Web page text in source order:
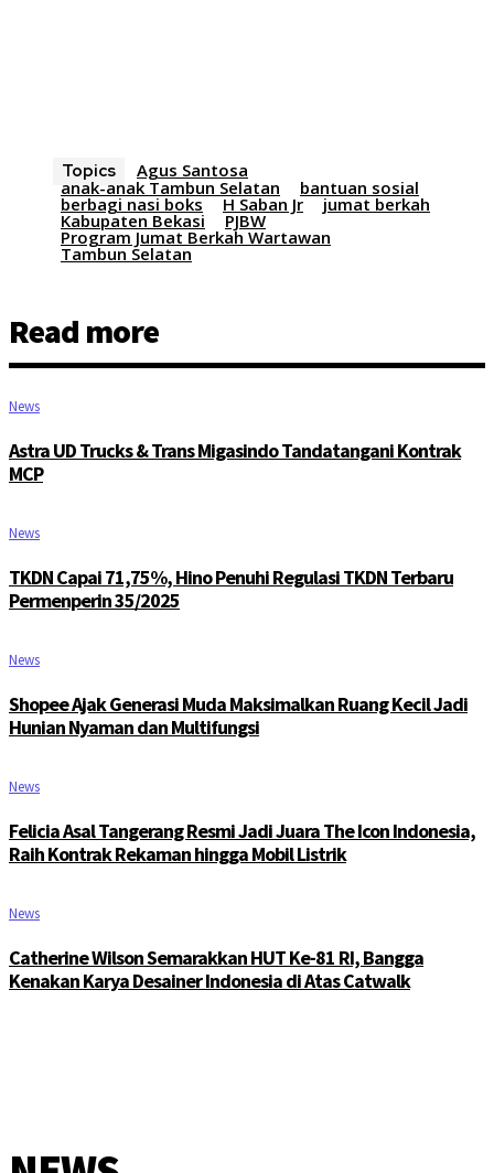
Topics
Agus Santosa
anak-anak Tambun Selatan
bantuan sosial
berbagi nasi boks H Saban Jr jumat berkah
Kabupaten Bekasi PJBW
Program Jumat Berkah Wartawan
Tambun Selatan
Read more
News
Astra UD Trucks & Trans Migasindo Tandatangani Kontrak
MCP
News
TKDN Capai 71,75%, Hino Penuhi Regulasi TKDN Terbaru
Permenperin 35/2025
News
Shopee Ajak Generasi Muda Maksimalkan Ruang Kecil Jadi
Hunian Nyaman dan Multifungsi
News
Felicia Asal Tangerang Resmi Jadi Juara The Icon Indonesia,
Raih Kontrak Rekaman hingga Mobil Listrik
News
Catherine Wilson Semarakkan HUT Ke-81 RI, Bangga
Kenakan Karya Desainer Indonesia di Atas Catwalk